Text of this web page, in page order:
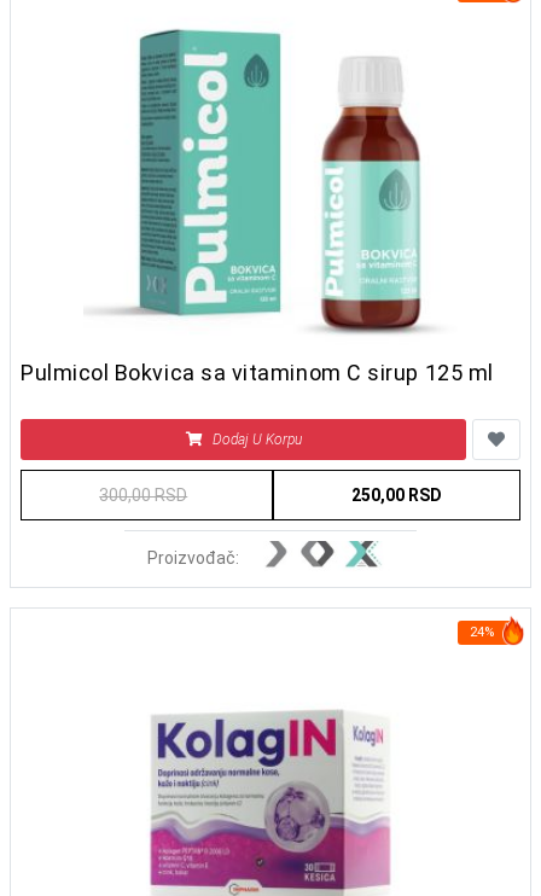
Pulmicol Bokvica sa vitaminom C sirup 125 ml
Dodaj U Korpu
300,00 RSD 250,00 RSD
Proizvođač:
24%